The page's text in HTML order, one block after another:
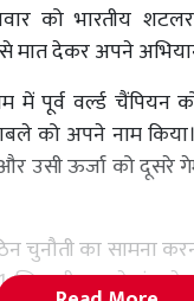
को भारतीय
मात देकर अपने
में पूर्व वर्ल्ड
को अपने नाम
उसी ऊर्जा को दूसरे
का सामना
एन से-यंग से